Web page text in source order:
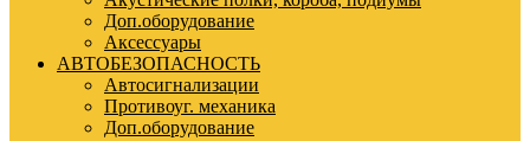
Доп.оборудование
Аксессуары
АВТОБЕЗОПАСНОСТЬ
Автосигнализации
Противоуг. механика
Доп.оборудование